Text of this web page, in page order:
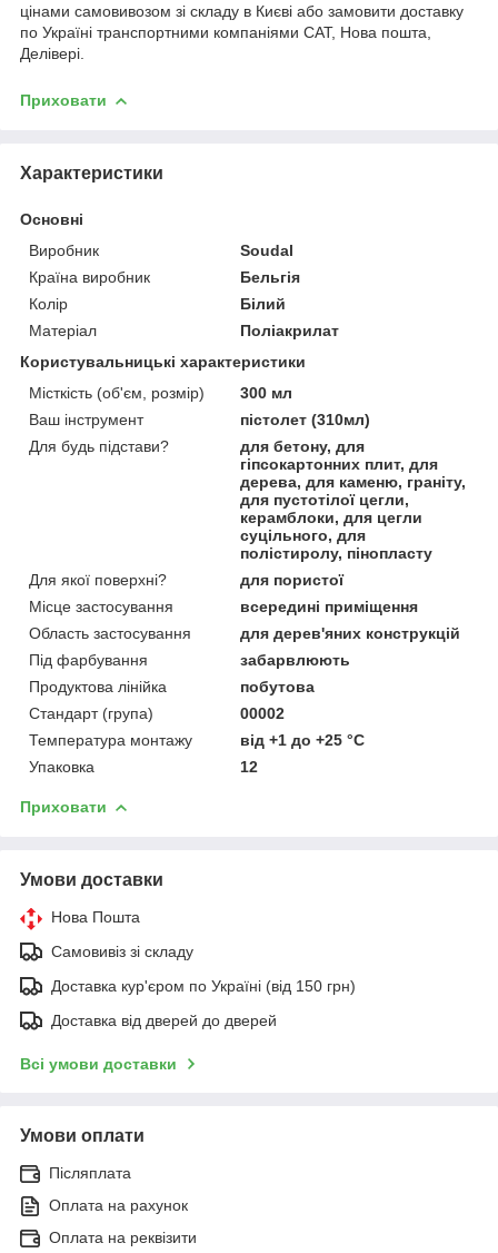
цінами самовивозом зі складу в Києві або замовити доставку
по Україні транспортними компаніями САТ, Нова пошта,
Делівері.
Приховати
Характеристики
Основні
Виробник
Soudal
Країна виробник
Бельгія
Колір
Білий
Матеріал
Поліакрилат
Користувальницькі характеристики
Місткість (об'єм, розмір)
300 мл
Ваш інструмент
пістолет (310мл)
Для будь підстави?
для бетону, для
гіпсокартонних плит, для
дерева, для каменю, граніту,
для пустотілої цегли,
керамблоки, для цегли
суцільного, для
полістиролу, пінопласту
Для якої поверхні?
для пористої
Місце застосування
всередині приміщення
Область застосування
для дерев'яних конструкцій
Під фарбування
забарвлюють
Продуктова лінійка
побутова
Стандарт (група)
00002
Температура монтажу
від +1 до +25 °С
Упаковка
12
Приховати
Умови доставки
Нова Пошта
Самовивіз зі складу
Доставка кур'єром по Україні (від 150 грн)
Доставка від дверей до дверей
Всі умови доставки
Умови оплати
Післяплата
Оплата на рахунок
Оплата на реквізити